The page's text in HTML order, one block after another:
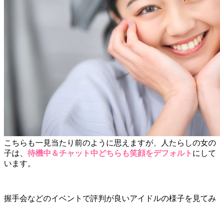
こちらも一見当たり前のように思えますが、人たらしの女の
子は、 待機中＆チャット中どちらも笑顔をデフォルト にして
います。
握手会などのイベントで評判が良いアイドルの様子を見てみ